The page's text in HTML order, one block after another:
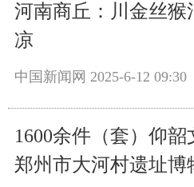
河南商丘：川金丝猴
凉
中国新闻网 2025-6-12 09:30
1600余件（套）仰韶
郑州市大河村遗址博